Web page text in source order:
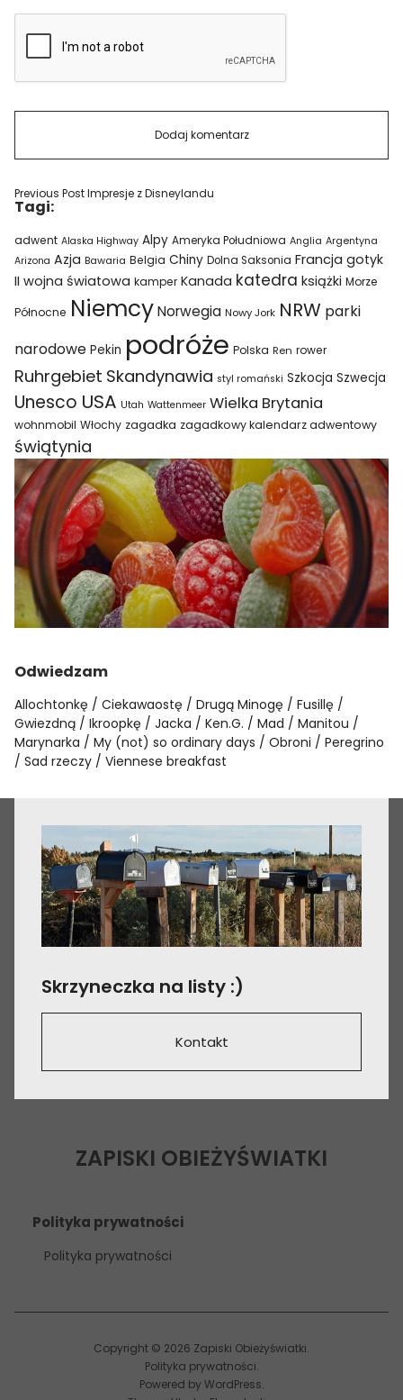
Previous PostImpresje z Disneylandu
Tagi:
adwent Alaska Highway Alpy Ameryka Południowa Anglia Argentyna
Arizona Azja Bawaria Belgia Chiny Dolna Saksonia Francja gotyk
II wojna światowa kamper Kanada katedra książki Morze
Północne Niemcy Norwegia Nowy Jork NRW parki
narodowe Pekin podróże Polska Ren rower
Ruhrgebiet Skandynawia styl romański Szkocja Szwecja
Unesco USA Utah Wattenmeer Wielka Brytania
wohnmobil Włochy zagadka zagadkowy kalendarz adwentowy
świątynia
Odwiedzam
Allochtonkę Ciekawaostę Drugą Minogę
Fusillę
Gwiezdną
Ikroopkę Jacka Ken.G. Mad
Manitou
Marynarka
My (not) so ordinary days Obroni
Peregrino
Sad rzeczy
Viennese breakfast
Skrzyneczka na listy :)
Kontakt
ZAPISKI OBIEŻYŚWIATKI
Polityka prywatności
Polityka prywatności
Copyright © 2026 Zapiski Obieżyświatki
Polityka prywatności
Powered by WordPress